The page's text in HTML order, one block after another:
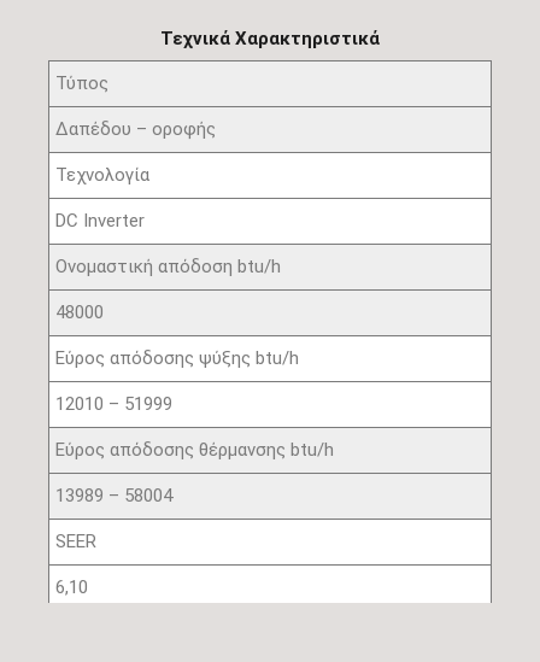
Τεχνικά Χαρακτηριστικά
Τύπος
Δαπέδου – οροφής
Τεχνολογία
DC Inverter
Ονομαστική απόδοση btu/h
48000
Εύρος απόδοσης ψύξης btu/h
12010 – 51999
Εύρος απόδοσης θέρμανσης btu/h
13989 – 58004
SEER
6,10